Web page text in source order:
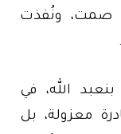
صمت، ونُفذت
الله، في
معزولة، بل